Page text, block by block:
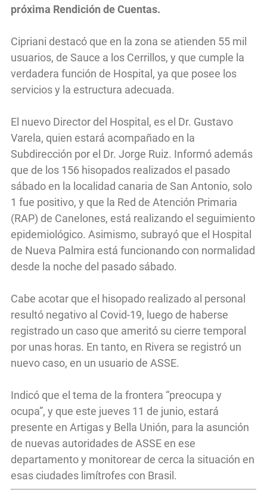
próxima Rendición de Cuentas.
Cipriani destacó que en la zona se atienden 55 mil
usuarios, de Sauce a los Cerrillos, y que cumple la
verdadera función de Hospital, ya que posee los
servicios y la estructura adecuada.
El nuevo Director del Hospital, es el Dr. Gustavo
Varela, quien estará acompañado en la
Subdirección por el Dr. Jorge Ruiz. Informó además
que de los 156 hisopados realizados el pasado
sábado en la localidad canaria de San Antonio, solo
1 fue positivo, y que la Red de Atención Primaria
(RAP) de Canelones, está realizando el seguimiento
epidemiológico. Asimismo, subrayó que el Hospital
de Nueva Palmira está funcionando con normalidad
desde la noche del pasado sábado.
Cabe acotar que el hisopado realizado al personal
resultó negativo al Covid-19, luego de haberse
registrado un caso que ameritó su cierre temporal
por unas horas. En tanto, en Rivera se registró un
nuevo caso, en un usuario de ASSE.
Indicó que el tema de la frontera “preocupa y
ocupa”, y que este jueves 11 de junio, estará
presente en Artigas y Bella Unión, para la asunción
de nuevas autoridades de ASSE en ese
departamento y monitorear de cerca la situación en
esas ciudades limítrofes con Brasil.